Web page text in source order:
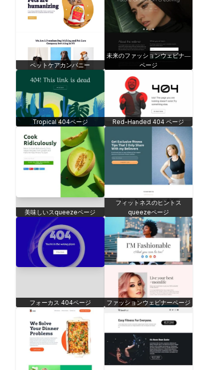
ペットケアカンパニー
未来のファッションウェビナ―
ページ
Tropical 404ページ Red-Handed 404 ページ
美味しいスqueezeページ
フィットネスのヒントス
queezeページ
フォーカス 404ページ ファッションウェビナーページ